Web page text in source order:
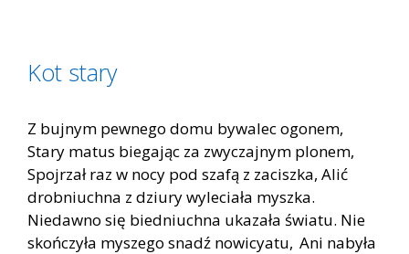
Kot stary
Z bujnym pewnego domu bywalec ogonem,
Stary matus biegając za zwyczajnym plonem,
Spojrzał raz w nocy pod szafą z zaciszka, Alić
drobniuchna z dziury wyleciała myszka.
Niedawno się biedniuchna ukazała światu. Nie
skończyła myszego snadź nowicyatu, Ani nabyła